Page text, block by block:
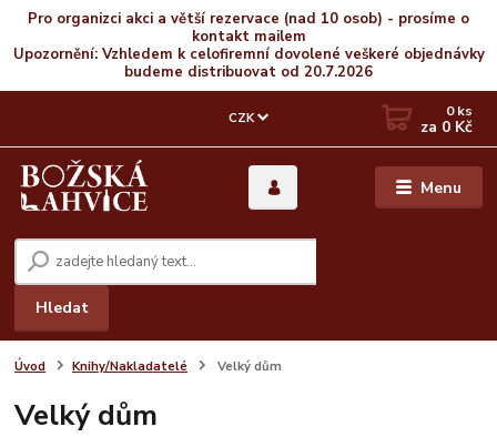
Pro organizci akci a větší rezervace (nad 10 osob) - prosíme o
kontakt mailem
Upozornění: Vzhledem k celofiremní dovolené veškeré objednávky
budeme distribuovat od 20.7.2026
Menu
CZK
Hledat
0ks
za 0 Kč
Úvod Knihy/Nakladatelé Velký dům
Velký dům